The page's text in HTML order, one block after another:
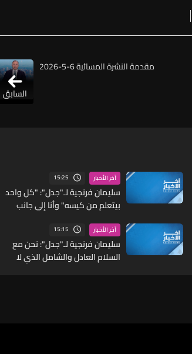
مقدمة النشرة المسائية 6-5-2026
السابق
آخر الأخبار 15:25
سليمان فرنجية لـ"جدل": "كل واحد
بيتعلم من كيسه" وأنا إلى جانب
ووحدتنا الداخلية وتفاهمنا هي
الحل وعلينا أن نتعلم مما يحصل
في المنطقة ونستفيد منه
آخر الأخبار 15:15
سليمان فرنجية لـ"جدل": نحن مع
السلام العادل والشامل الذي لا